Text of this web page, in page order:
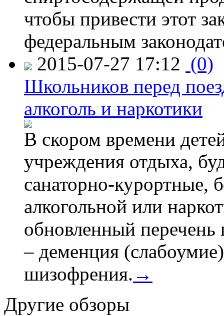
чтобы привести этот
федеральным
2015-07-27 17:12 (0)
Школьников перед
алкоголь и наркотики
В скором времени
учреждения отдыха,
санаторно-курортные,
алкогольной или
обновленный
– деменция
шизофрения. →
Другие обзоры